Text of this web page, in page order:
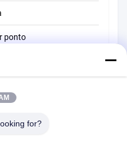
ponto
da resistência
for?